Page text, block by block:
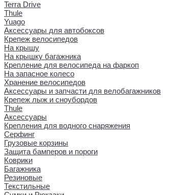
Terra Drive
Thule
Yuago
Аксессуары для автобоксов
Крепеж велосипедов
На крышу
На крышку багажника
Крепление для велосипеда на фаркоп
На запасное колесо
Хранение велосипедов
Аксессуары и запчасти для велобагажников
Крепеж лыж и сноубордов
Thule
Аксессуары
Крепления для водного снаряжения
Серфинг
Грузовые корзины
Защита бамперов и пороги
Коврики
Багажника
Резиновые
Текстильные